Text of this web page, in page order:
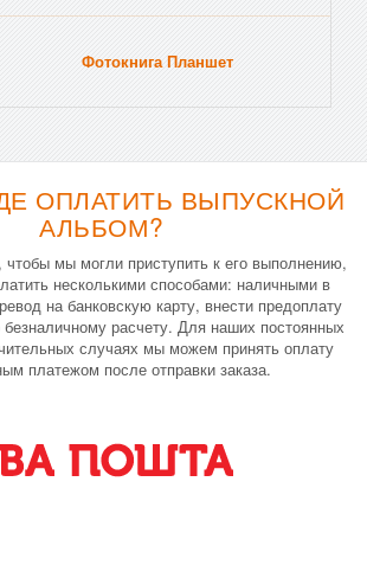
Фотокнига Планшет
ОПЛАТИТЬ ВЫПУСКНОЙ
АЛЬБОМ?
чтобы мы могли приступить к его выполнению,
несколькими способами: наличными в
на банковскую карту, внести предоплату
расчету. Для наших постоянных
случаях мы можем принять оплату
платежом после отправки заказа.